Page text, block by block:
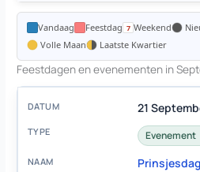
Vandaag Feestdag Weekend
Volle Maan
Laatste Kwartier
Feestdagen en evenementen in
21
Evenement